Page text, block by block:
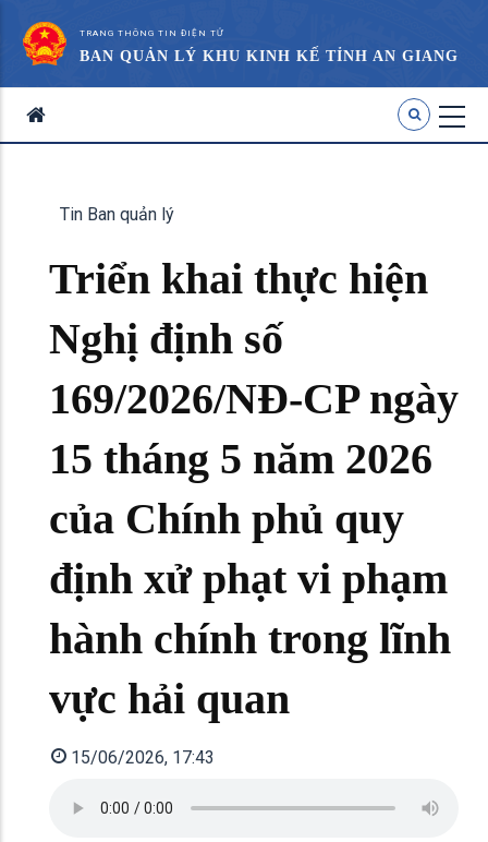
TRANG THÔNG TIN ĐIỆN TỬ
BAN QUẢN LÝ KHU KINH KẾ TỈNH AN GIANG
Tin Ban quản lý
Triển khai thực hiện
Nghị định số
169/2026/NĐ-CP ngày
15 tháng 5 năm 2026
của Chính phủ quy
định xử phạt vi phạm
hành chính trong lĩnh
vực hải quan
15/06/2026, 17:43